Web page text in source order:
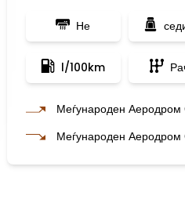
Не
l/100km
Меѓународен
Меѓународен